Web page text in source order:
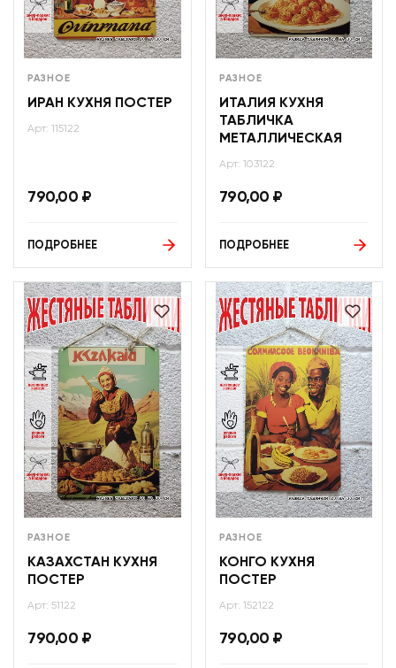
РАЗНОЕ
ИРАН КУХНЯ ПОСТЕР
Арт: 115122
790,00 ₽
ПОДРОБНЕЕ
РАЗНОЕ
ИТАЛИЯ КУХНЯ
ТАБЛИЧКА
МЕТАЛЛИЧЕСКАЯ
Арт: 103122
790,00 ₽
ПОДРОБНЕЕ
РАЗНОЕ
КАЗАХСТАН КУХНЯ
ПОСТЕР
Арт: 51122
790,00 ₽
РАЗНОЕ
КОНГО КУХНЯ
ПОСТЕР
Арт: 152122
790,00 ₽